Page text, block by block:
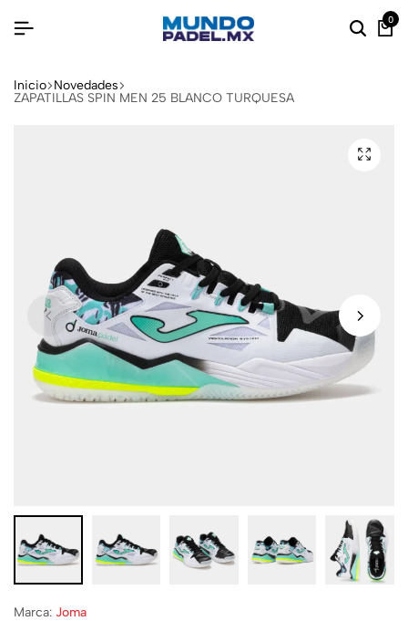
0
Inicio Novedades
ZAPATILLAS SPIN MEN 25 BLANCO TURQUESA
Marca: Joma